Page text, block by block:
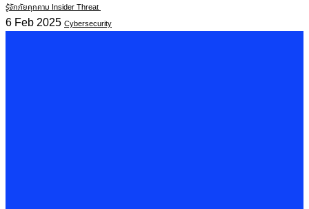
รู้จักภัยคุกคาม Insider Threat
6 Feb 2025 Cybersecurity